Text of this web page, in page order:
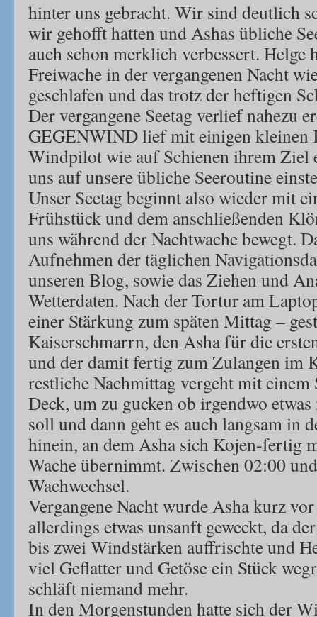
hinter uns gebracht. Wir sind deutlich
wir gehofft hatten und Ashas übliche
auch schon merklich verbessert. Helge
Freiwache in der vergangenen Nacht
geschlafen und das trotz der heftigen
Der vergangene Seetag verlief nahezu
GEGENWIND lief mit einigen kleinen
Windpilot wie auf Schienen ihrem Ziel
uns auf unsere übliche Seeroutine
Unser Seetag beginnt also wieder mit
Frühstück und dem anschließenden
uns während der Nachtwache bewegt.
Aufnehmen der täglichen
unseren Blog, sowie das Ziehen und
Wetterdaten. Nach der Tortur am
einer Stärkung zum späten Mittag –
Kaiserschmarrn, den Asha für die
und der damit fertig zum Zulangen im
restliche Nachmittag vergeht mit
Deck, um zu gucken ob irgendwo
soll und dann geht es auch langsam in
hinein, an dem Asha sich Kojen-fertig
Wache übernimmt. Zwischen 02:00
Wachwechsel.
Vergangene Nacht wurde Asha kurz
allerdings etwas unsanft geweckt, da
bis zwei Windstärken auffrischte und
viel Geflatter und Getöse ein Stück
schläft niemand mehr.
In den Morgenstunden hatte sich der